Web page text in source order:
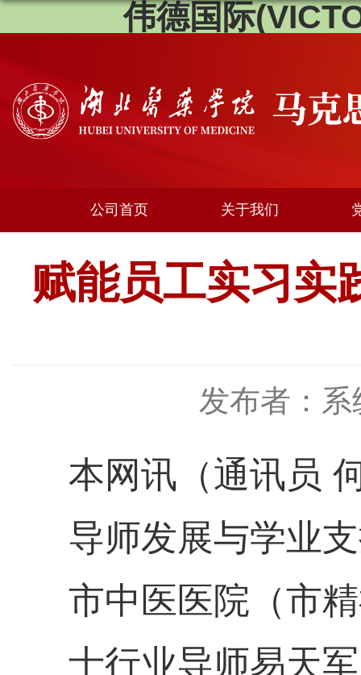
伟德国际
公司首页 关于我们
赋能员工实习实
发布者：
本网讯（通讯员
导师发展与学业
市中医医院（市
士行业导师易天